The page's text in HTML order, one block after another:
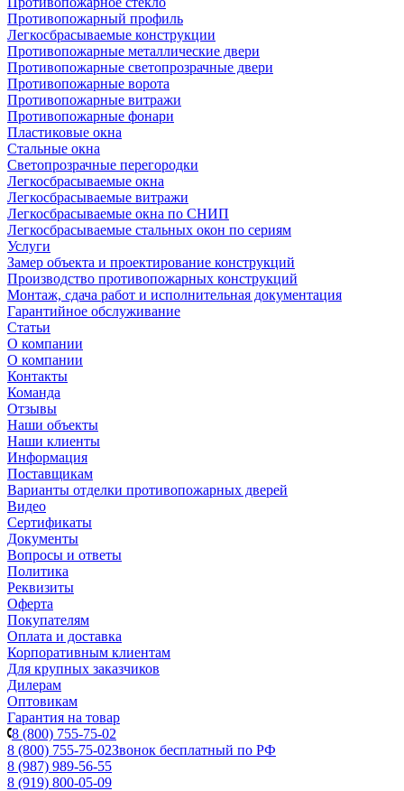
Противопожарный профиль
Легкосбрасываемые конструкции
Противопожарные металлические двери
Противопожарные светопрозрачные двери
Противопожарные ворота
Противопожарные витражи
Противопожарные фонари
Пластиковые окна
Стальные окна
Светопрозрачные перегородки
Легкосбрасываемые окна
Легкосбрасываемые витражи
Легкосбрасываемые окна по СНИП
Легкосбрасываемые стальных окон по сериям
Услуги
Замер объекта и проектирование конструкций
Производство противопожарных конструкций
Монтаж, сдача работ и исполнительная документация
Гарантийное обслуживание
Статьи
О компании
О компании
Контакты
Команда
Отзывы
Наши объекты
Наши клиенты
Информация
Поставщикам
Варианты отделки противопожарных дверей
Видео
Сертификаты
Документы
Вопросы и ответы
Политика
Реквизиты
Оферта
Покупателям
Оплата и доставка
Корпоративным клиентам
Для крупных заказчиков
Дилерам
Оптовикам
Гарантия на товар
8 (800) 755-75-02
8 (800) 755-75-02Звонок бесплатный по РФ
8 (987) 989-56-55
8 (919) 800-05-09